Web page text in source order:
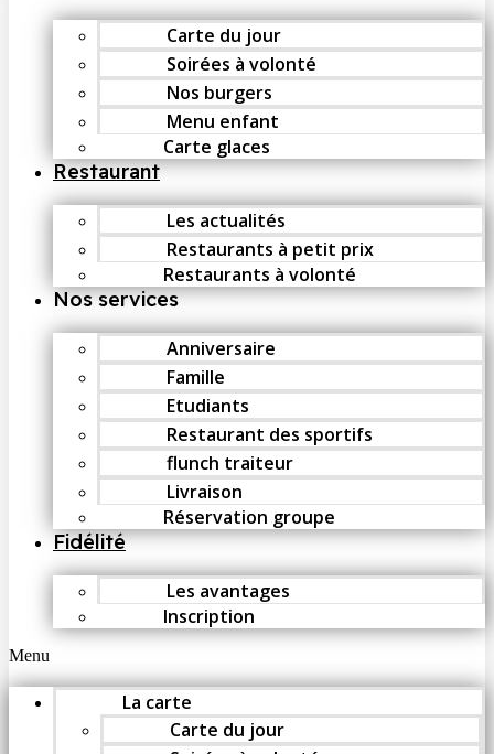
Carte du jour
Soirées à volonté
Nos burgers
Menu enfant
Carte glaces
Restaurant
Les actualités
Restaurants à petit prix
Restaurants à volonté
Nos services
Anniversaire
Famille
Etudiants
Restaurant des sportifs
flunch traiteur
Livraison
Réservation groupe
Fidélité
Les avantages
Inscription
Menu
La carte
Carte du jour